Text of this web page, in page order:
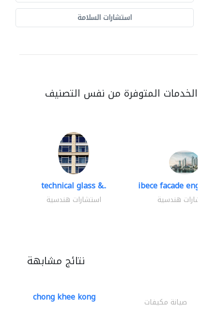
استشارات السلامة
الخدمات المتوفرة من نفس التصنيف
technical glass &..
استشارات هندسية
ibece facade
استشارات هندسية
نتائج مشابهة
chong khee kong صيانة مكيفات